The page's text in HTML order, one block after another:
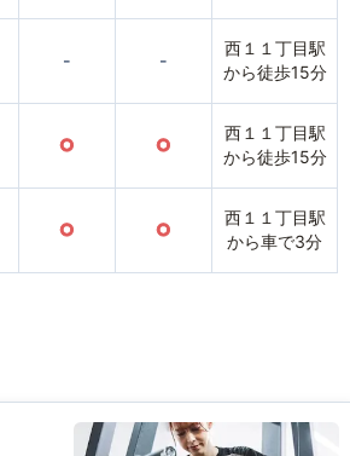
- -
西１１丁目駅
から徒歩15分
○ ○
西１１丁目駅
から徒歩15分
○ ○
西１１丁目駅
から車で3分